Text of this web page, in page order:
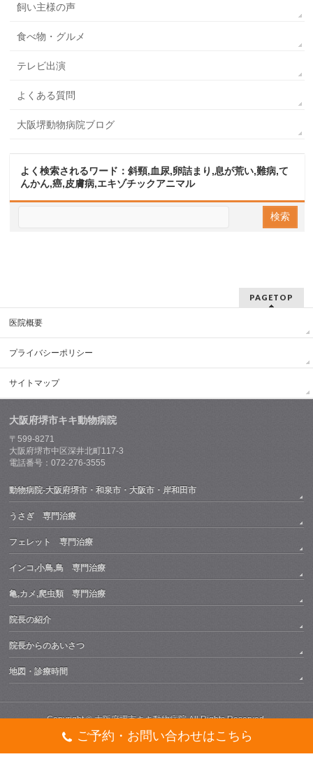
飼い主様の声
食べ物・グルメ
テレビ出演
よくある質問
大阪堺動物病院ブログ
よく検索されるワード：斜頸,血尿,卵詰まり,息が荒い,難病,て
んかん,癌,皮膚病,エキゾチックアニマル
PAGETOP
医院概要
プライバシーポリシー
サイトマップ
大阪府堺市キキ動物病院
〒599-8271
大阪府堺市中区深井北町117-3
電話番号：072-276-3555
動物病院-大阪府堺市・和泉市・大阪市・岸和田市
うさぎ 専門治療
フェレット 専門治療
インコ,小鳥,鳥 専門治療
亀,カメ,爬虫類 専門治療
院長の紹介
院長からのあいさつ
地図・診療時間
Copyright ©大阪府堺市キキ動物病院All Rights Reserved.
ご予約・お問い合わせはこちら